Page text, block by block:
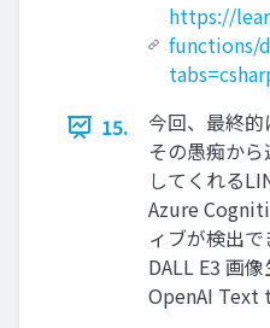
https://
functions/
15.
今回、最終
その愚痴か
してくれる
Azure
ィブが検出
DALL E3 画
OpenAI Text